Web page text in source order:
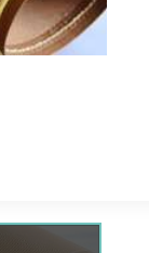
断熱ダ
試験）
LT-409